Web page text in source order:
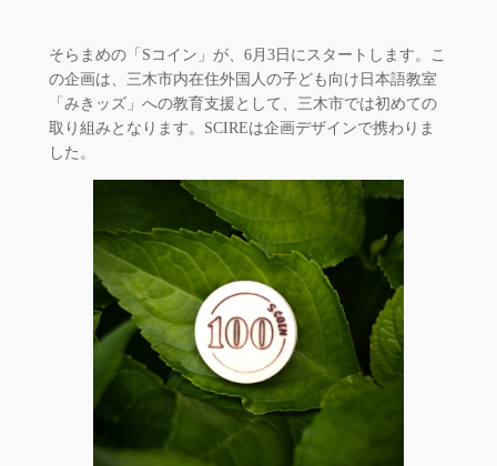
そらまめの「Sコイン」が、6月3日にスタートします。こ
の企画は、三木市内在住外国人の子ども向け日本語教室
「みきッズ」への教育支援として、三木市では初めての
取り組みとなります。SCIREは企画デザインで携わりま
した。